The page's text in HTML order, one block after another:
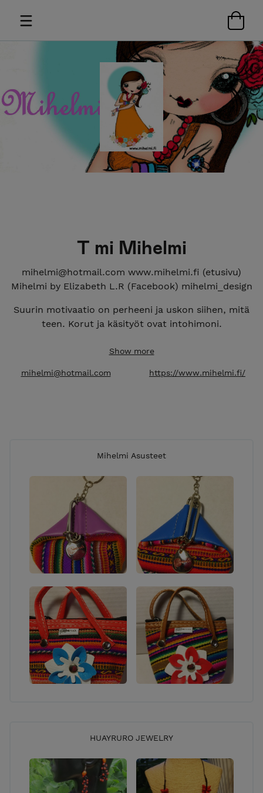
T mi Mihelmi
mihelmi@hotmail.com www.mihelmi.fi (etusivu)
Mihelmi by Elizabeth L.R (Facebook) mihelmi_design
Suurin motivaatio on perheeni ja uskon siihen, mitä
teen. Korut ja käsityöt ovat intohimoni.
Tavoiteta on tarjota laadukkaita tuotteita,
kaikille uteliaille ihmisille tässä kiehtovassa
allergiaturvallisia (nikkelivapaita, luonnon värejä,
Mihelmi tuotteet edustavat orgaanista luonnon
kauneutta ja ennen kaikkea, niitä saa erittäin
edulliseen hintaan. Tiedän kokemuksesta, mitä
asiakas tarvitsee ja vaatii saadakseen laadukkaita
koruja. Projectin tuloksena on kaunis ja
ainutlaatuinen tuote.
Tietoisena kasvavasta ekologisen muodin
kiinnostuksesta ja kysynnästä, valmistan ekologisesti
käsintehtyjä tuotteita, mikä on suunniteltu ja
valmistettu suomessa. Mihelmi Design tuotteet ovat
100% luonnollisia, ekologisia ja käsintehtyjä.
Suuri seikkailu odottaa sinua ....tule, katso ja ihastu
https://holvi.com/shop/mihelmi
Show more
mihelmi@hotmail.com https://www.mihelmi.fi/
Mihelmi Asusteet
HUAYRURO JEWELRY